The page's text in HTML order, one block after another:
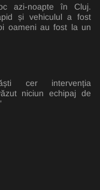
azi-noapte în Cluj.
și vehiculul a fost
oameni au fost la un
cer intervenția
niciun echipaj de